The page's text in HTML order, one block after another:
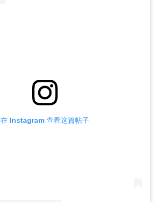
在 Instagram 查看这篇帖子